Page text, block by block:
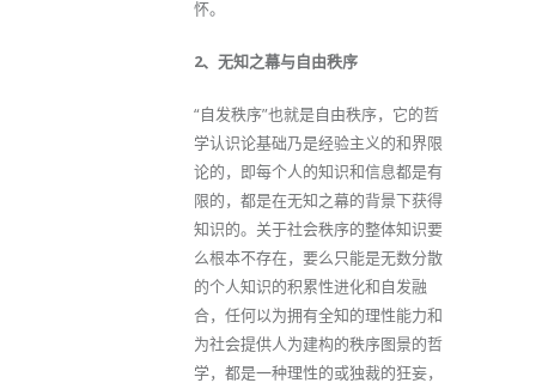
怀。
2、无知之幕与自由秩序
“自发秩序”也就是自由秩序，它的哲
学认识论基础乃是经验主义的和界限
论的，即每个人的知识和信息都是有
限的，都是在无知之幕的背景下获得
知识的。关于社会秩序的整体知识要
么根本不存在，要么只能是无数分散
的个人知识的积累性进化和自发融
合，任何以为拥有全知的理性能力和
为社会提供人为建构的秩序图景的哲
学，都是一种理性的或独裁的狂妄，